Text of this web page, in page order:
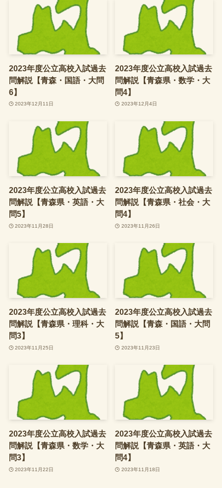
2023年度公立高校入試過去
問解説【青森・国語・大問
6】
2023年12月11日
2023年度公立高校入試過去
問解説【青森県・数学・大
問4】
2023年12月4日
2023年度公立高校入試過去
問解説【青森県・英語・大
問5】
2023年11月28日
2023年度公立高校入試過去
問解説【青森県・社会・大
問4】
2023年11月26日
2023年度公立高校入試過去
問解説【青森県・理科・大
問3】
2023年11月25日
2023年度公立高校入試過去
問解説【青森・国語・大問
5】
2023年11月23日
2023年度公立高校入試過去
問解説【青森県・数学・大
問3】
2023年11月22日
2023年度公立高校入試過去
問解説【青森県・英語・大
問4】
2023年11月18日